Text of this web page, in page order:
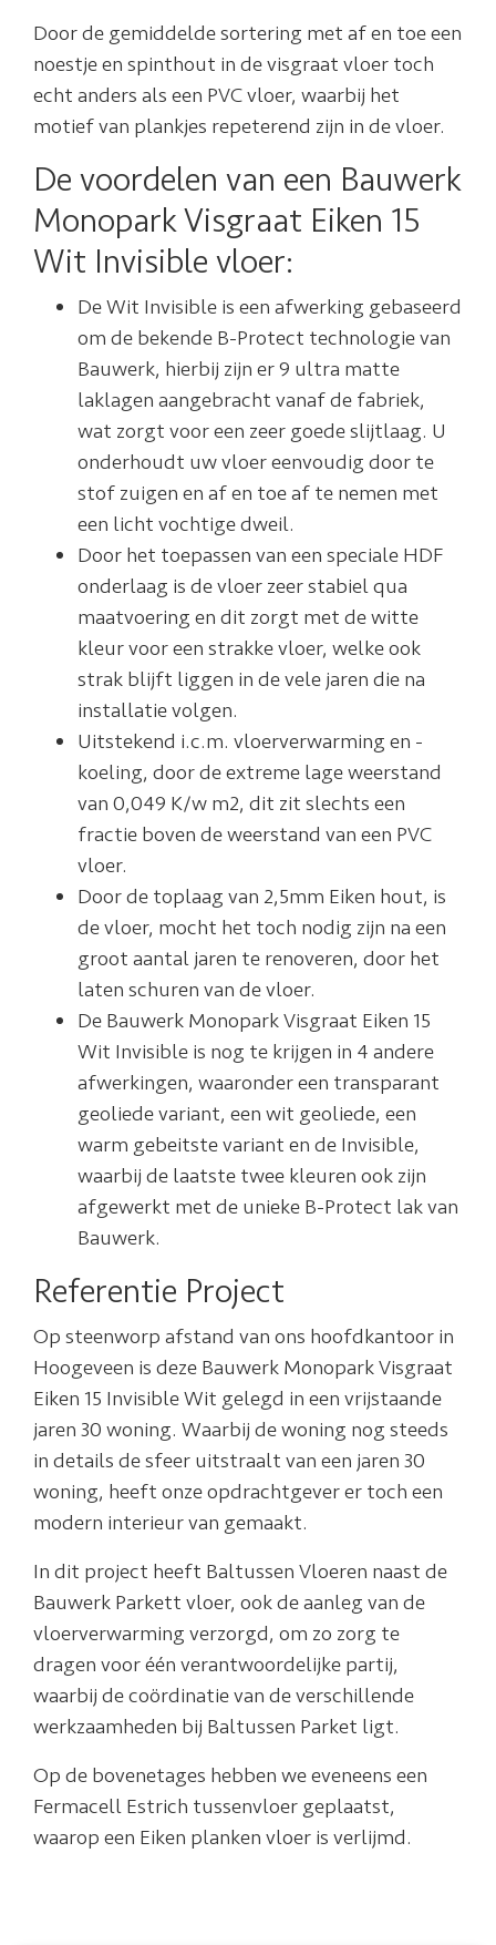
Door de gemiddelde sortering met af en toe een
noestje en spinthout in de visgraat vloer toch
echt anders als een PVC vloer, waarbij het
motief van plankjes repeterend zijn in de vloer.
De voordelen van een Bauwerk
Monopark Visgraat Eiken 15
Wit Invisible vloer:
De Wit Invisible is een afwerking gebaseerd
om de bekende B-Protect technologie van
Bauwerk, hierbij zijn er 9 ultra matte
laklagen aangebracht vanaf de fabriek,
wat zorgt voor een zeer goede slijtlaag. U
onderhoudt uw vloer eenvoudig door te
stof zuigen en af en toe af te nemen met
een licht vochtige dweil.
Door het toepassen van een speciale HDF
onderlaag is de vloer zeer stabiel qua
maatvoering en dit zorgt met de witte
kleur voor een strakke vloer, welke ook
strak blijft liggen in de vele jaren die na
installatie volgen.
Uitstekend i.c.m. vloerverwarming en -
koeling, door de extreme lage weerstand
van 0,049 K/w m2, dit zit slechts een
fractie boven de weerstand van een PVC
vloer.
Door de toplaag van 2,5mm Eiken hout, is
de vloer, mocht het toch nodig zijn na een
groot aantal jaren te renoveren, door het
laten schuren van de vloer.
De Bauwerk Monopark Visgraat Eiken 15
Wit Invisible is nog te krijgen in 4 andere
afwerkingen, waaronder een transparant
geoliede variant, een wit geoliede, een
warm gebeitste variant en de Invisible,
waarbij de laatste twee kleuren ook zijn
afgewerkt met de unieke B-Protect lak van
Bauwerk.
Referentie Project
Op steenworp afstand van ons hoofdkantoor in
Hoogeveen is deze Bauwerk Monopark Visgraat
Eiken 15 Invisible Wit gelegd in een vrijstaande
jaren 30 woning. Waarbij de woning nog steeds
in details de sfeer uitstraalt van een jaren 30
woning, heeft onze opdrachtgever er toch een
modern interieur van gemaakt.
In dit project heeft Baltussen Vloeren naast de
Bauwerk Parkett vloer, ook de aanleg van de
vloerverwarming verzorgd, om zo zorg te
dragen voor één verantwoordelijke partij,
waarbij de coördinatie van de verschillende
werkzaamheden bij Baltussen Parket ligt.
Op de bovenetages hebben we eveneens een
Fermacell Estrich tussenvloer geplaatst,
waarop een Eiken planken vloer is verlijmd.